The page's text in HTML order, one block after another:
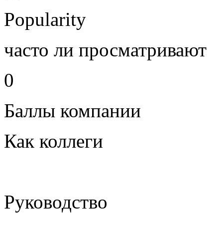
Popularity
часто ли просматривают
0
Баллы компании
Как коллеги
Руководство